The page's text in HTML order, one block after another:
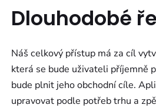
Dlouhodobé
Náš celkový přístup má za cíl
která se bude uživateli příjemně
bude plnit jeho obchodní cíle.
upravovat podle potřeb trhu a